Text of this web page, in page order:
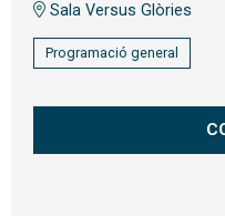
Sala Versus Glòries
Programació general